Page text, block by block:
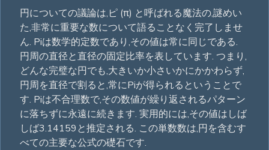
円についての議論は,ピ (π) と呼ばれる魔法の,謎めい
た,非常に重要な数について語ることなく完了しませ
ん. Piは数学的定数であり,その値は常に同じである.
円周の直径と直径の固定比率を表しています. つまり,
どんな完璧な円でも,大きいか小さいかにかかわらず,
円周を直径で割ると,常にPiが得られるということで
す. Piは不合理数で,その数値が繰り返されるパターン
に落ちずに永遠に続きます. 実用的には,その値はしば
しば3.14159と推定される. この単数数は,円を含むす
べての主要な公式の礎石です.